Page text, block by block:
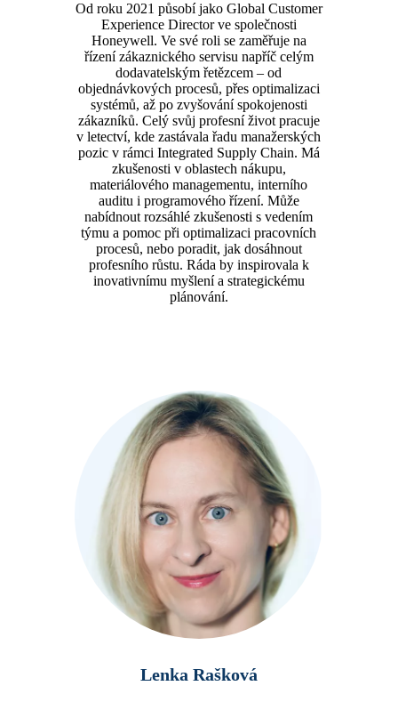
Od roku 2021 působí jako Global Customer
Experience Director ve společnosti
Honeywell. Ve své roli se zaměřuje na
řízení zákaznického servisu napříč celým
dodavatelským řetězcem – od
objednávkových procesů, přes optimalizaci
systémů, až po zvyšování spokojenosti
zákazníků. Celý svůj profesní život pracuje
v letectví, kde zastávala řadu manažerských
pozic v rámci Integrated Supply Chain. Má
zkušenosti v oblastech nákupu,
materiálového managementu, interního
auditu i programového řízení. Může
nabídnout rozsáhlé zkušenosti s vedením
týmu a pomoc při optimalizaci pracovních
procesů, nebo poradit, jak dosáhnout
profesního růstu. Ráda by inspirovala k
inovativnímu myšlení a strategickému
plánování.
Lenka Rašková